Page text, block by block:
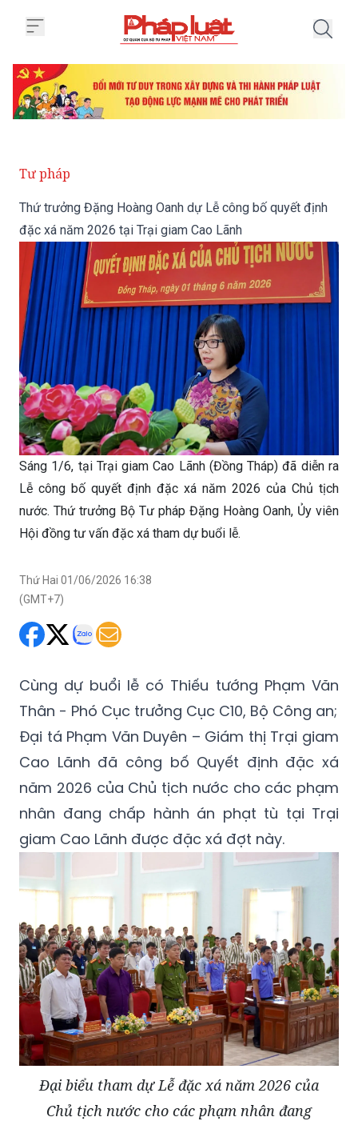
Tư pháp
Thứ trưởng Đặng Hoàng Oanh dự Lễ công bố quyết định
đặc xá năm 2026 tại Trại giam Cao Lãnh
Sáng 1/6, tại Trại giam Cao Lãnh (Đồng Tháp) đã diễn ra
Lễ công bố quyết định đặc xá năm 2026 của Chủ tịch
nước. Thứ trưởng Bộ Tư pháp Đặng Hoàng Oanh, Ủy viên
Hội đồng tư vấn đặc xá tham dự buổi lễ.
Thứ Hai 01/06/2026 16:38
(GMT+7)
Cùng dự buổi lễ có Thiếu tướng Phạm Văn
Thân - Phó Cục trưởng Cục C10, Bộ Công an;
Đại tá Phạm Văn Duyên – Giám thị Trại giam
Cao Lãnh đã công bố Quyết định đặc xá
năm 2026 của Chủ tịch nước cho các phạm
nhân đang chấp hành án phạt tù tại Trại
giam Cao Lãnh được đặc xá đợt này.
Đại biểu tham dự Lễ đặc xá năm 2026 của
Chủ tịch nước cho các phạm nhân đang